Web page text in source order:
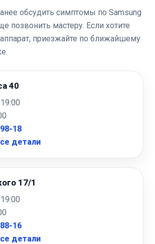
обсудить симптомы по Samsung
позвонить мастеру. Если хотите
аппарат, приезжайте по ближайшему
40
18
детали
17/1
16
детали